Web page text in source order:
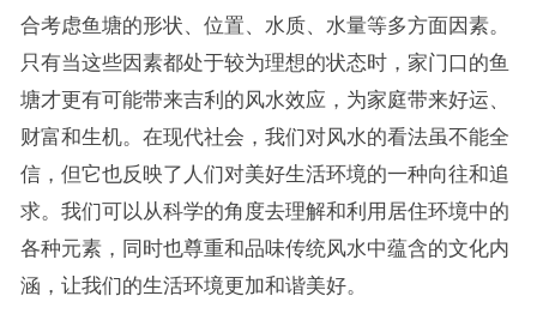
合考虑鱼塘的形状、位置、水质、水量等多方面因素。
只有当这些因素都处于较为理想的状态时，家门口的鱼
塘才更有可能带来吉利的风水效应，为家庭带来好运、
财富和生机。在现代社会，我们对风水的看法虽不能全
信，但它也反映了人们对美好生活环境的一种向往和追
求。我们可以从科学的角度去理解和利用居住环境中的
各种元素，同时也尊重和品味传统风水中蕴含的文化内
涵，让我们的生活环境更加和谐美好。